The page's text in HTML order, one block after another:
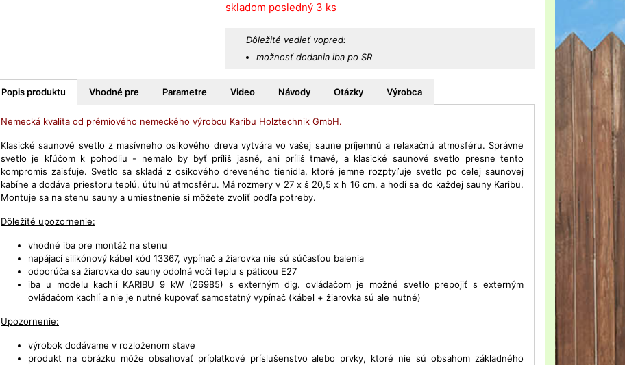
skladom posledný 3 ks
Dôležité vedieť vopred:
možnosť dodania iba po SR
Popis produktu Vhodné pre Parametre Video Návody Otázky Výrobca
Nemecká kvalita od prémiového nemeckého výrobcu Karibu Holztechnik GmbH.
Klasické saunové svetlo z masívneho osikového dreva vytvára vo vašej saune príjemnú a relaxačnú atmosféru. Správne
svetlo je kľúčom k pohodliu - nemalo by byť príliš jasné, ani príliš tmavé, a klasické saunové svetlo presne tento
kompromis zaisťuje. Svetlo sa skladá z osikového dreveného tienidla, ktoré jemne rozptyľuje svetlo po celej saunovej
kabíne a dodáva priestoru teplú, útulnú atmosféru. Má rozmery v 27 x š 20,5 x h 16 cm, a hodí sa do každej sauny Karibu.
Montuje sa na stenu sauny a umiestnenie si môžete zvoliť podľa potreby.
Dôležité upozornenie:
vhodné iba pre montáž na stenu
napájací silikónový kábel kód 13367, vypínač a žiarovka nie sú súčasťou balenia
odporúča sa žiarovka do sauny odolná voči teplu s päticou E27
iba u modelu kachlí KARIBU 9 kW (26985) s externým dig. ovládačom je možné svetlo prepojiť s externým
ovládačom kachlí a nie je nutné kupovať samostatný vypínač (kábel + žiarovka sú ale nutné)
Upozornenie:
výrobok dodávame v rozloženom stave
produkt na obrázku môže obsahovať príplatkové príslušenstvo alebo prvky, ktoré nie sú obsahom základného